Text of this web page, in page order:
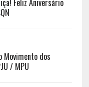
Movimento dos
/ MPU